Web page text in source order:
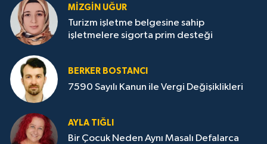
MIZGIN UĞUR
Turizm işletme belgesine sahip
işletmelere sigorta prim desteği
BERKER BOSTANCI
7590 Sayılı Kanun ile Vergi Değişiklikleri
AYLA TIĞLI
Bir Çocuk Neden Aynı Masalı Defalarca